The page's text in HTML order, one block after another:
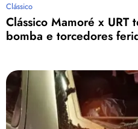
Clássico
Clássico Mamoré x URT
bomba e torcedores